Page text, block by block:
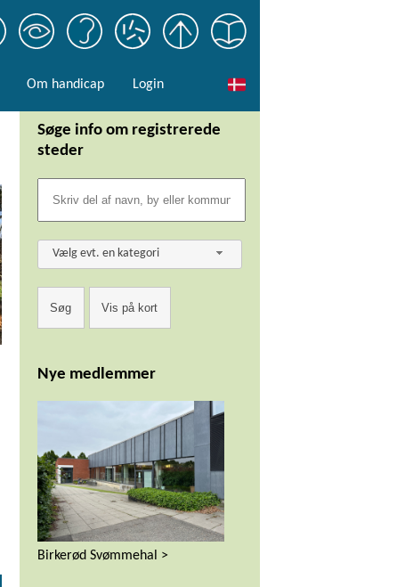
Om handicap Login
Søge info om registrerede
steder
Vælg evt. en kategori
Nye medlemmer
Birkerød Svømmehal >